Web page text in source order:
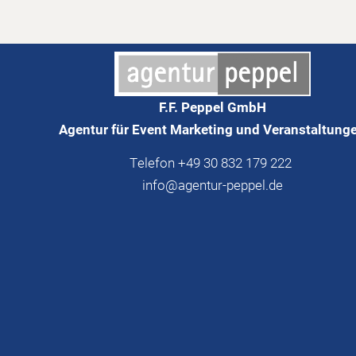
F.F. Peppel GmbH
Agentur für Event Marketing und
Telefon +49 30 832 179 222
info@agentur-peppel.de